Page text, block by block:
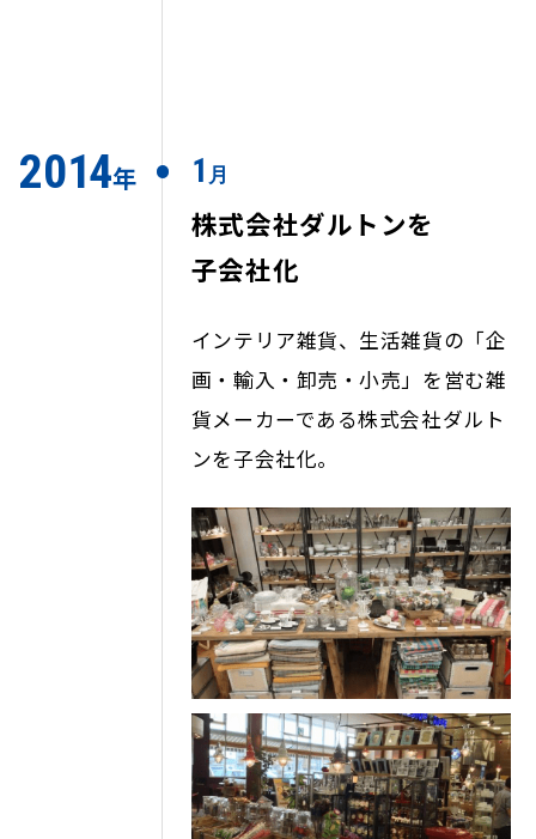
2014年 1 月
株式会社ダルトンを
子会社化
インテリア雑貨、生活雑貨の「企
画・輸入・卸売・小売」を営む雑
貨メーカーである株式会社ダルト
ンを子会社化。